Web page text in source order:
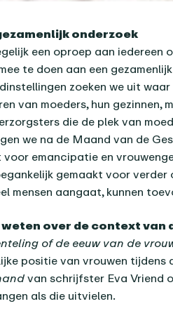
onderzoek
een oproep aan iedereen
te doen aan een
zoeken we uit
van moeders, hun gezinnen,
die de plek van
we na de Maand van de
emancipatie en
gemaakt voor
mensen aangaat, kunnen
over de context van
of de eeuw van de
positie van vrouwen tijdens
van schrijfster Eva Vriend
als die uitvielen.